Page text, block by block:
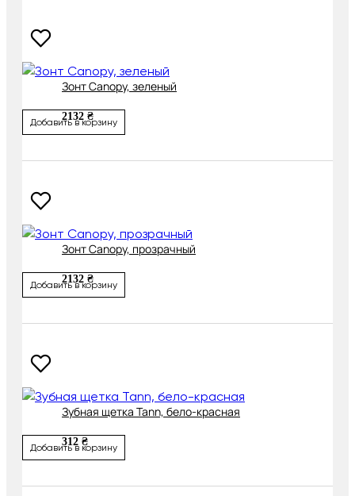
Зонт Canopy, зеленый
2132 ₴
Добавить в корзину
Зонт Canopy, прозрачный
2132 ₴
Добавить в корзину
Зубная щетка Tann, бело-красная
312 ₴
Добавить в корзину